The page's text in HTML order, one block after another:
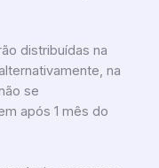
distribuídas na
na
se
após 1 mês do